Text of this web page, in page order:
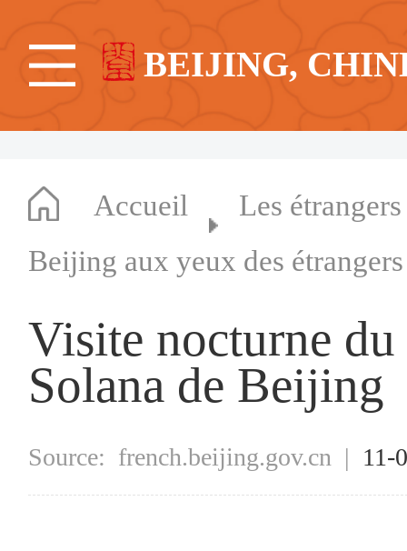
BEIJING,
Accueil
Les
Beijing aux yeux des étrangers
Visite nocturne
Solana de Beijing
Source: french.beijing.gov.cn |